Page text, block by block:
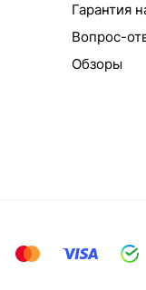
Гарантия
Вопрос-
Обзоры